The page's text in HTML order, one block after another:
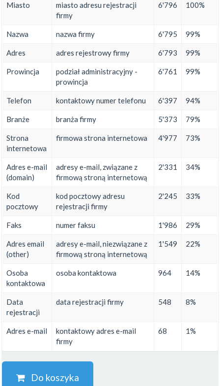
Miasto
miasto adresu rejestracji
firmy
6'796 100%
Nazwa nazwa firmy 6'795 99%
Adres adres rejestrowy firmy 6'793 99%
Prowincja
podział administracyjny -
prowincja
6'761 99%
Telefon kontaktowy numer telefonu 6'397 94%
Branże branża firmy 5'373 79%
Strona
internetowa
firmowa strona internetowa 4'977 73%
Adres e-mail
(domain)
adresy e-mail, związane z
firmową stroną internetową
2'331 34%
Kod
pocztowy
kod pocztowy adresu
rejestracji firmy
2'245 33%
Faks numer faksu 1'986 29%
Adres email
(other)
adresy e-mail, niezwiązane z
firmową stroną internetową
1'549 22%
Osoba
kontaktowa
osoba kontaktowa 964 14%
Data
rejestracji
data rejestracji firmy 548 8%
Adres e-mail
kontaktowy adres e-mail
firmy
68 1%
Do koszyka